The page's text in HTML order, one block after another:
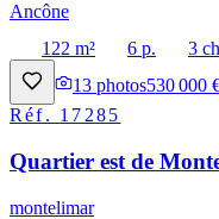
Ancône
122 m²
6 p. 3
13 photos530 000
Réf. 17285
Quartier est de
montelimar